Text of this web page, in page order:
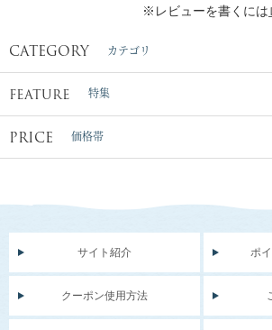
※レビューを書くには
CATEGORY カテゴリ
FEATURE 特集
PRICE 価格帯
サイト紹介 ポ
クーポン使用方法